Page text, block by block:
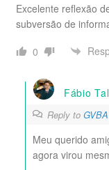
Excelente reflexão
subversão de
0
Fábio
Reply to GVBA
Meu querido
agora virou